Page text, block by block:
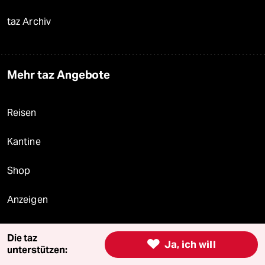
taz Archiv
Mehr taz Angebote
Reisen
Kantine
Shop
Anzeigen
Fragen & Hilfe
 Ja, ich will
Die taz
unterstützen: